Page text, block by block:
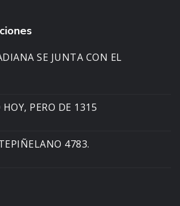
SE JUNTA CON EL
PERO DE 1315
4783.